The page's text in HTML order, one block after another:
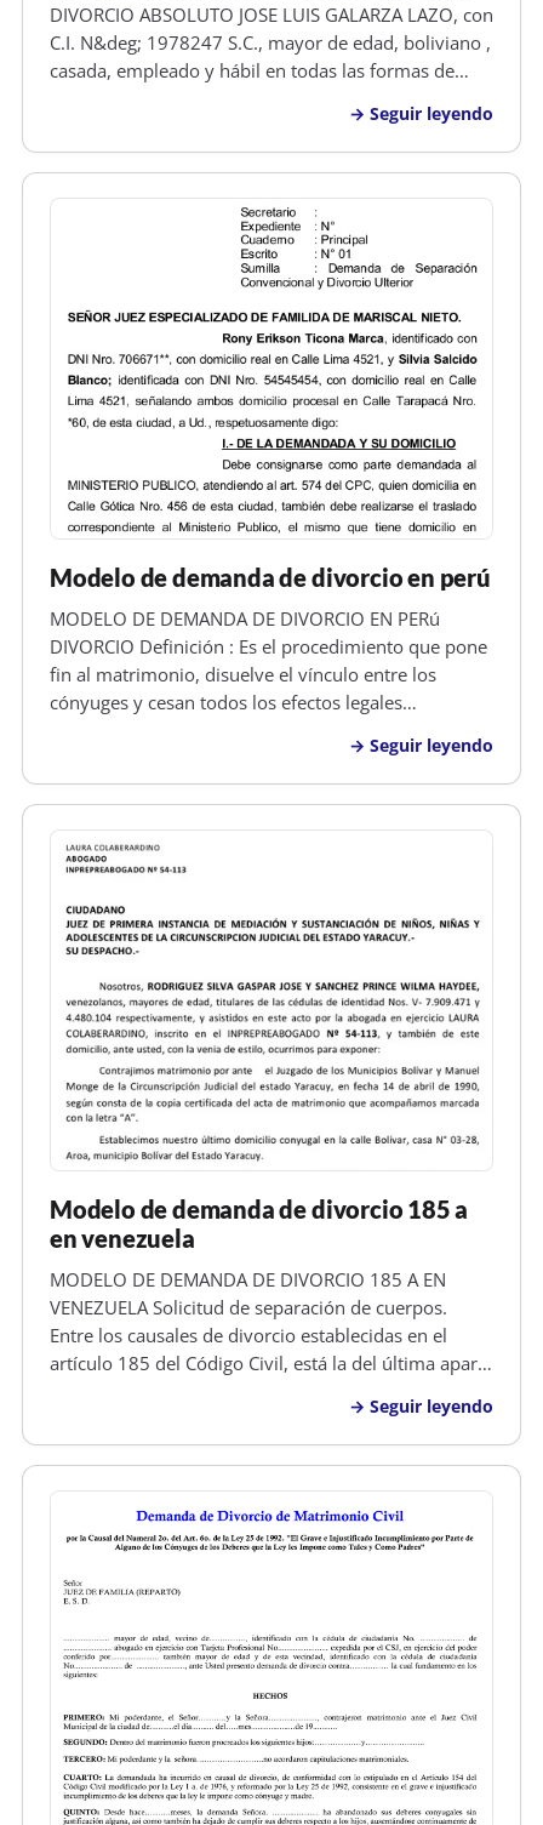
DIVORCIO ABSOLUTO JOSE LUIS GALARZA LAZO, con
C.I. N&deg; 1978247 S.C., mayor de edad, boliviano ,
casada, empleado y hábil en todas las formas de
Bibosi N&deg; 1727 de esta ciudad, respetuoso
SEñOR JUEZ DE TURNO DE PARTIDO D…
Seguir leyendo
Modelo de demanda de divorcio en perú
MODELO DE DEMANDA DE DIVORCIO EN PERú
DIVORCIO Definición : Es el procedimiento que pone
fin al matrimonio, disuelve el vínculo entre los
cónyuges y cesan todos los efectos legales
obligación alimenticia entre marido y mujer. Si se
declara el divorcio por culpa de u…
Seguir leyendo
Modelo de demanda de divorcio 185 a
en venezuela
MODELO DE DEMANDA DE DIVORCIO 185 A EN
VENEZUELA Solicitud de separación de cuerpos.
Entre los causales de divorcio establecidas en el
artículo 185 del Código Civil, está la del última aparte
voluntaria o no contenciosa, que dice,...También se
podrá declarar el divorcio por…
Seguir leyendo